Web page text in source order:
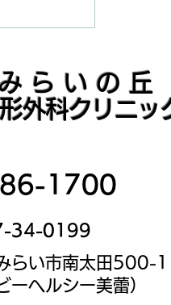
ま
市
み
対
側
ま
指
る
談
らいの丘
外科クリニッ
1700
34-0199
らい市南太田500-1
ーヘルシー美蕾）